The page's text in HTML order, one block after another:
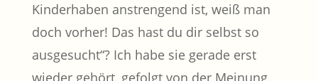
Kinderhaben anstrengend ist, weiß man
doch vorher! Das hast du dir selbst so
ausgesucht“? Ich habe sie gerade erst
wieder gehört, gefolgt von der Meinung,